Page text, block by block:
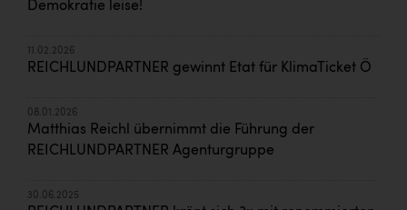
Demokratie leise!
11.02.2026
REICHLUNDPARTNER gewinnt Etat für KlimaTicket Ö
08.01.2026
Matthias Reichl übernimmt die Führung der
REICHLUNDPARTNER Agenturgruppe
30.06.2025